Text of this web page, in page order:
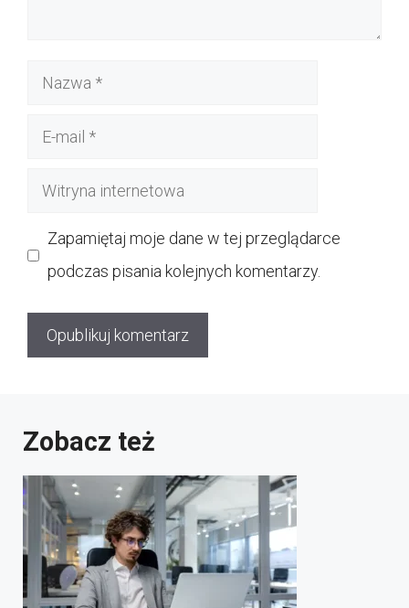
Nazwa
Witryna
Zapamiętaj moje dane w tej przeglądarce
podczas pisania kolejnych komentarzy.
Zobacz też